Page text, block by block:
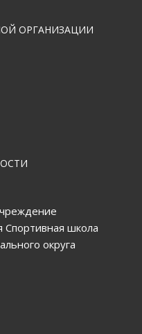
ОРГАНИЗАЦИИ
Спортивная школа
округа